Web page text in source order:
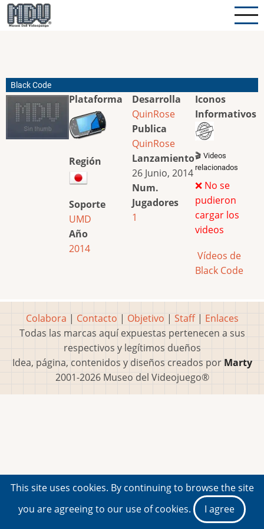
Pasar
al
Black Code
Plataforma
Región
Soporte
UMD
Año
2014
Desarrolla
QuinRose
Publica
QuinRose
Lanzamiento
26 Junio, 2014
Num.
Jugadores
1
Iconos
Informativos
🎬 Videos
relacionados
❌ No se
pudieron
cargar los
videos
Vídeos de
Black Code
Colabora | Contacto | Objetivo | Staff| Enlaces
Todas las marcas aquí expuestas pertenecen a sus
respectivos y legítimos dueños
Idea, página, contenidos y diseños creados por Marty
2001-2026 Museo del Videojuego®
This site uses cookies. By continuing to browse the site
you are agreeing to our use of cookies.
I agree